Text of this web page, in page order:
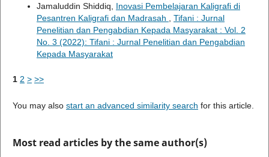
Jamaluddin Shiddiq, Inovasi Pembelajaran Kaligrafi di
Pesantren Kaligrafi dan Madrasah
Tifani : Jurnal
Penelitian dan Pengabdian Kepada Masyarakat : Vol. 2
No. 3 (2022): Tifani : Jurnal Penelitian dan Pengabdian
Kepada Masyarakat
1 2 > >>
You may also start an advanced similarity search for this article.
Most read articles by the same author(s)